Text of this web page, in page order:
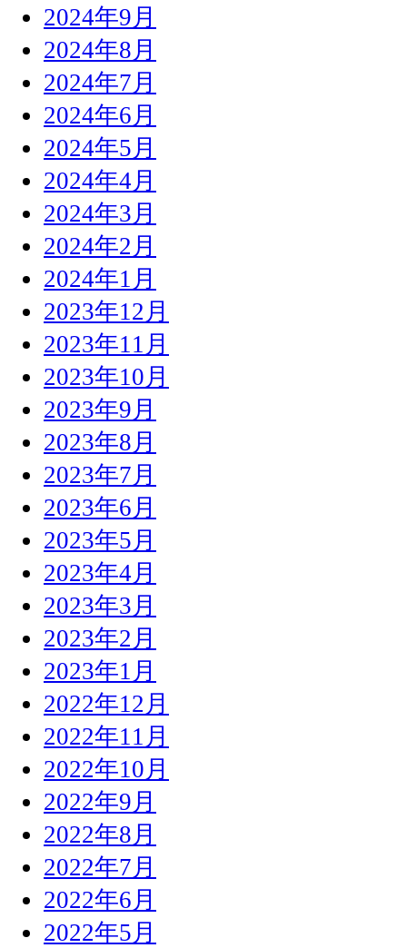
2024年9月
2024年8月
2024年7月
2024年6月
2024年5月
2024年4月
2024年3月
2024年2月
2024年1月
2023年12月
2023年11月
2023年10月
2023年9月
2023年8月
2023年7月
2023年6月
2023年5月
2023年4月
2023年3月
2023年2月
2023年1月
2022年12月
2022年11月
2022年10月
2022年9月
2022年8月
2022年7月
2022年6月
2022年5月